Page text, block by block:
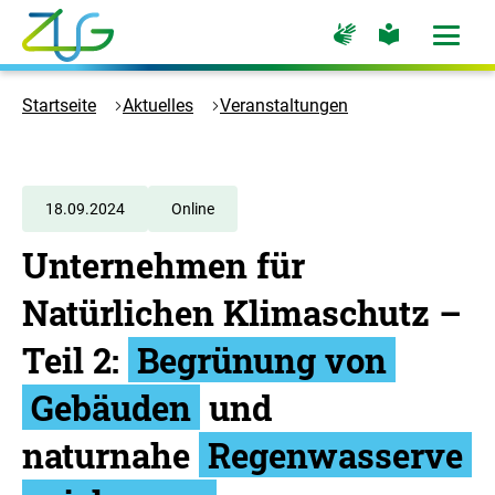
Zum
Hauptinhalt
springen
Logo
Zukunft
Zur
Startseite
Zur
Seite
Gebärdensprache
Zur
Seite
leichte
Menü
Startseite Aktuelles Veranstaltungen
18.09.2024 Online
Unternehmen für
Natürlichen Klimaschutz –
Teil 2: Begrünung von
Gebäuden und
naturnahe Regenwasserve